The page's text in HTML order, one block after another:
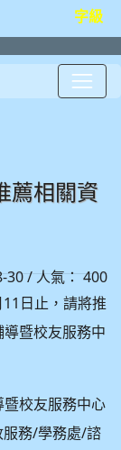
字級
薦相關資
/ 人氣： 400
日止，請將推
暨校友服務中
校友服務中心
服務/學務處/諮